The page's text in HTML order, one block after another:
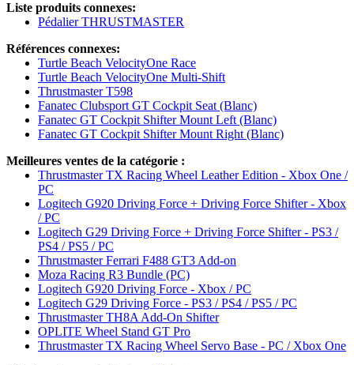
Liste produits connexes:
Pédalier THRUSTMASTER
Références connexes:
Turtle Beach VelocityOne Race
Turtle Beach VelocityOne Multi-Shift
Thrustmaster T598
Fanatec Clubsport GT Cockpit Seat (Blanc)
Fanatec GT Cockpit Shifter Mount Left (Blanc)
Fanatec GT Cockpit Shifter Mount Right (Blanc)
Meilleures ventes de la catégorie :
Thrustmaster TX Racing Wheel Leather Edition - Xbox One /
PC
Logitech G920 Driving Force + Driving Force Shifter - Xbox
/ PC
Logitech G29 Driving Force + Driving Force Shifter - PS3 /
PS4 / PS5 / PC
Thrustmaster Ferrari F488 GT3 Add-on
Moza Racing R3 Bundle (PC)
Logitech G920 Driving Force - Xbox / PC
Logitech G29 Driving Force - PS3 / PS4 / PS5 / PC
Thrustmaster TH8A Add-On Shifter
OPLITE Wheel Stand GT Pro
Thrustmaster TX Racing Wheel Servo Base - PC / Xbox One